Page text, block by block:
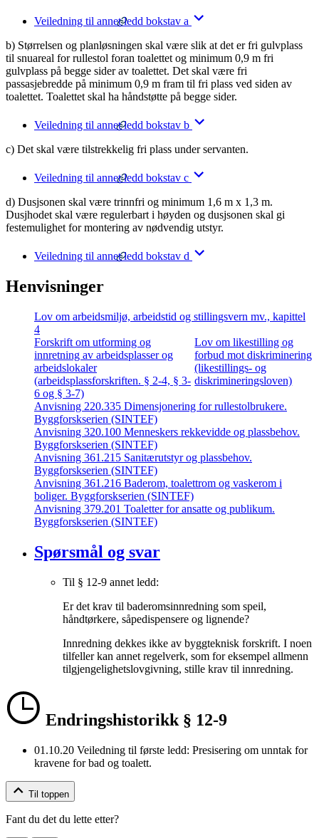
Veiledning til annet ledd bokstav a
b) Størrelsen og planløsningen skal være slik at det er fri gulvplass
til snuareal for rullestol foran toalettet og minimum 0,9 m fri
gulvplass på begge sider av toalettet. Det skal være fri
passasjebredde på minimum 0,9 m fram til fri plass ved siden av
toalettet. Toalettet skal ha håndstøtte på begge sider.
Veiledning til annet ledd bokstav b
c) Det skal være tilstrekkelig fri plass under servanten.
Veiledning til annet ledd bokstav c
d) Dusjsonen skal være trinnfri og minimum 1,6 m x 1,3 m.
Dusjhodet skal være regulerbart i høyden og dusjsonen skal gi
festemulighet for montering av nødvendig utstyr.
Veiledning til annet ledd bokstav d
Henvisninger
Lov om arbeidsmiljø, arbeidstid og stillingsvern mv., kapittel
4
Forskrift om utforming og
innretning av arbeidsplasser og
arbeidslokaler
(arbeidsplassforskriften. § 2-4, § 3-
6 og § 3-7)
Lov om likestilling og
forbud mot diskriminering
(likestillings- og
diskrimineringsloven)
Anvisning 220.335 Dimensjonering for rullestolbrukere.
Byggforskserien (SINTEF)
Anvisning 320.100 Menneskers rekkevidde og plassbehov.
Byggforskserien (SINTEF)
Anvisning 361.215 Sanitærutstyr og plassbehov.
Byggforskserien (SINTEF)
Anvisning 361.216 Baderom, toalettrom og vaskerom i
boliger. Byggforskserien (SINTEF)
Anvisning 379.201 Toaletter for ansatte og publikum.
Byggforskserien (SINTEF)
Spørsmål og svar
Til § 12-9 annet ledd:
Er det krav til baderomsinnredning som speil,
håndtørkere, såpedispensere og lignende?
Innredning dekkes ikke av byggteknisk forskrift. I noen
tilfeller kan annet regelverk, som for eksempel allmenn
tilgjengelighetslovgivning, stille krav til innredning.
Endringshistorikk § 12-9
01.10.20 Veiledning til første ledd: Presisering om unntak for
kravene for bad og toalett.
Til toppen
Fant du det du lette etter?